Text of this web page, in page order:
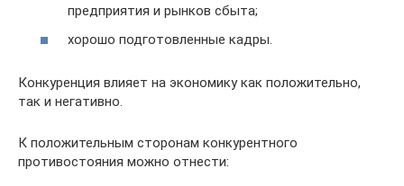
предприятия и рынков сбыта;
хорошо подготовленные кадры.
Конкуренция влияет на экономику как положительно,
так и негативно.
К положительным сторонам конкурентного
противостояния можно отнести: